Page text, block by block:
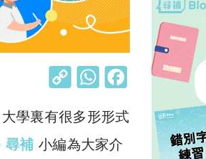
C
p
y
W
at
s
學裏有很多形形式
尋補 小編為大家介